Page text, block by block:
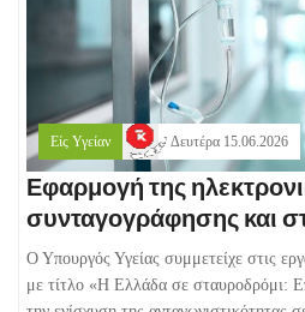
Είς Υγείαν Δευτέρα 15.06.2026
Εφαρμογή της
συνταγογράφησης και
Ο Υπουργός Υγείας συμμετείχε στις
με τίτλο «Η Ελλάδα σε σταυροδρόμι: